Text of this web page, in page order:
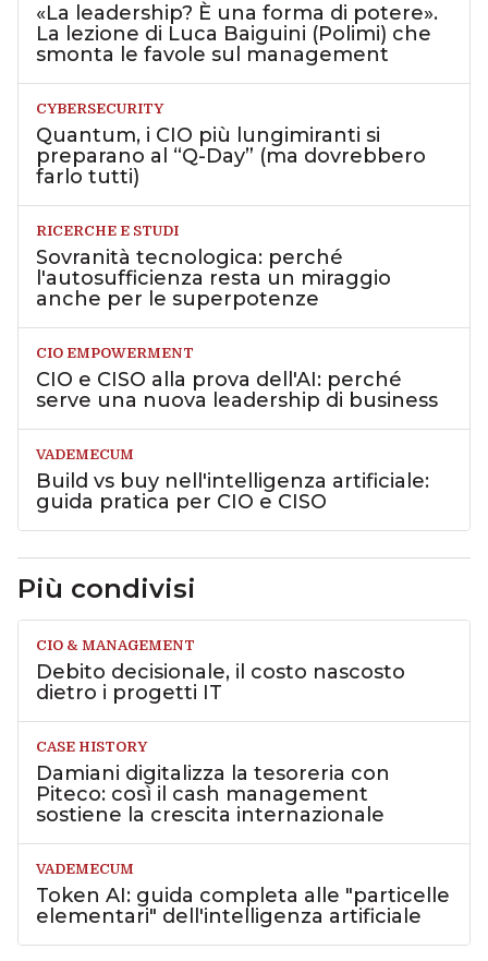
«La leadership? È una forma di potere».
La lezione di Luca Baiguini (Polimi) che
smonta le favole sul management
CYBERSECURITY
Quantum, i CIO più lungimiranti si
preparano al “Q-Day” (ma dovrebbero
farlo tutti)
RICERCHE E STUDI
Sovranità tecnologica: perché
l'autosufficienza resta un miraggio
anche per le superpotenze
CIO EMPOWERMENT
CIO e CISO alla prova dell'AI: perché
serve una nuova leadership di business
VADEMECUM
Build vs buy nell'intelligenza artificiale:
guida pratica per CIO e CISO
Più condivisi
CIO & MANAGEMENT
Debito decisionale, il costo nascosto
dietro i progetti IT
CASE HISTORY
Damiani digitalizza la tesoreria con
Piteco: così il cash management
sostiene la crescita internazionale
VADEMECUM
Token AI: guida completa alle "particelle
elementari" dell'intelligenza artificiale